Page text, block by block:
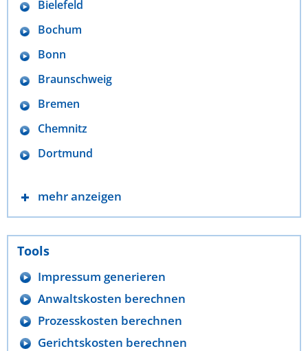
Bielefeld
Bochum
Bonn
Braunschweig
Bremen
Chemnitz
Dortmund
mehr anzeigen
Tools
Impressum generieren
Anwaltskosten berechnen
Prozesskosten berechnen
Gerichtskosten berechnen